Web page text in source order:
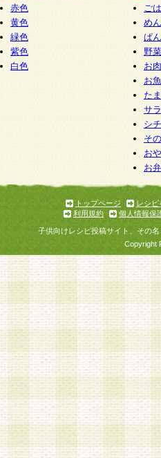
赤色
黄色
緑色
紫色
白色
ご
めん
ぱん
野
お
お
た
サ
シ
そ
お
お
トップページ
レシピ
利用規約
個人情報保
子供向けレシピ投稿サイト、その
Copyright